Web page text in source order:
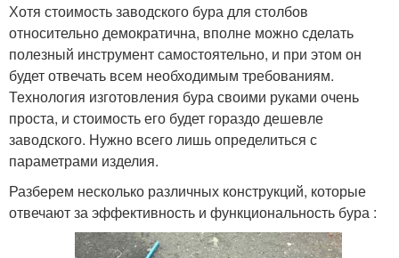
Хотя стоимость заводского бура для столбов
относительно демократична, вполне можно сделать
полезный инструмент самостоятельно, и при этом он
будет отвечать всем необходимым требованиям.
Технология изготовления бура своими руками очень
проста, и стоимость его будет гораздо дешевле
заводского. Нужно всего лишь определиться с
параметрами изделия.
Разберем несколько различных конструкций, которые
отвечают за эффективность и функциональность бура :